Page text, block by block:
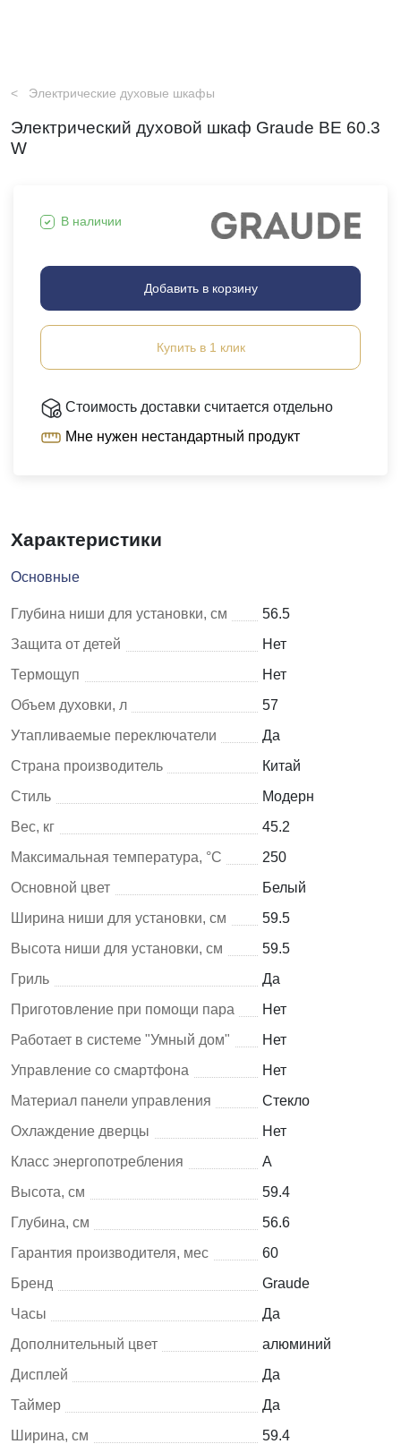
Электрические духовые шкафы
Электрический духовой шкаф Graude BE 60.3
W
В наличии
Добавить в корзину
Купить в 1 клик
Стоимость доставки считается отдельно
Мне нужен нестандартный продукт
Характеристики
Основные
Глубина ниши для установки, см
56.5
Защита от детей
Нет
Термощуп
Нет
Объем духовки, л
57
Утапливаемые переключатели
Да
Страна производитель
Китай
Стиль
Модерн
Вес, кг
45.2
Максимальная температура, °C
250
Основной цвет
Белый
Ширина ниши для установки, см
59.5
Высота ниши для установки, см
59.5
Гриль
Да
Приготовление при помощи пара
Нет
Работает в системе "Умный дом"
Нет
Управление со смартфона
Нет
Материал панели управления
Стекло
Охлаждение дверцы
Нет
Класс энергопотребления
A
Высота, см
59.4
Глубина, см
56.6
Гарантия производителя, мес
60
Бренд
Graude
Часы
Да
Дополнительный цвет
алюминий
Дисплей
Да
Таймер
Да
Ширина, см
59.4